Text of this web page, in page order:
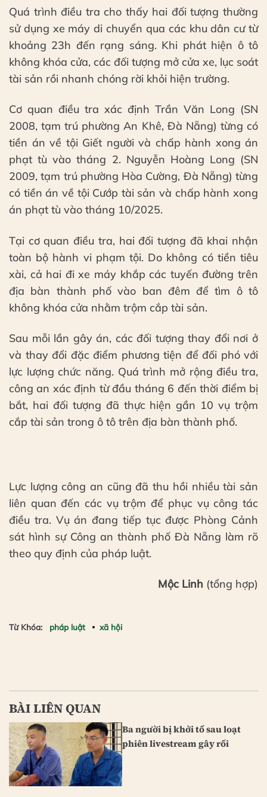
Quá trình điều tra cho thấy hai đối tượng thường
sử dụng xe máy di chuyển qua các khu dân cư từ
khoảng 23h đến rạng sáng. Khi phát hiện ô tô
không khóa cửa, các đối tượng mở cửa xe, lục soát
tài sản rồi nhanh chóng rời khỏi hiện trường.
Cơ quan điều tra xác định Trần Văn Long (SN
2008, tạm trú phường An Khê, Đà Nẵng) từng có
tiền án về tội Giết người và chấp hành xong án
phạt tù vào tháng 2. Nguyễn Hoàng Long (SN
2009, tạm trú phường Hòa Cường, Đà Nẵng) từng
có tiền án về tội Cướp tài sản và chấp hành xong
án phạt tù vào tháng 10/2025.
Tại cơ quan điều tra, hai đối tượng đã khai nhận
toàn bộ hành vi phạm tội. Do không có tiền tiêu
xài, cả hai đi xe máy khắp các tuyến đường trên
địa bàn thành phố vào ban đêm để tìm ô tô
không khóa cửa nhằm trộm cắp tài sản.
Sau mỗi lần gây án, các đối tượng thay đổi nơi ở
và thay đổi đặc điểm phương tiện để đối phó với
lực lượng chức năng. Quá trình mở rộng điều tra,
công an xác định từ đầu tháng 6 đến thời điểm bị
bắt, hai đối tượng đã thực hiện gần 10 vụ trộm
cắp tài sản trong ô tô trên địa bàn thành phố.
Lực lượng công an cũng đã thu hồi nhiều tài sản
liên quan đến các vụ trộm để phục vụ công tác
điều tra. Vụ án đang tiếp tục được Phòng Cảnh
sát hình sự Công an thành phố Đà Nẵng làm rõ
theo quy định của pháp luật.
Mộc Linh (tổng hợp)
Từ Khóa: pháp luật xã hội
BÀI LIÊN QUAN
Ba người bị khởi tố sau loạt
phiên livestream gây rối